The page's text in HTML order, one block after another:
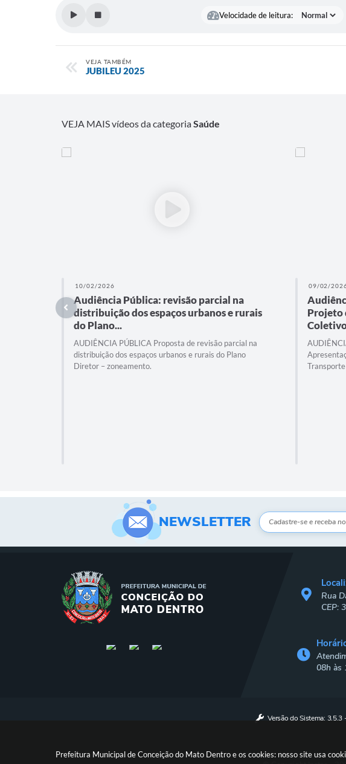
Prefeitura Municipal de Conceição do Mato Dentro e os cookies: nosso site usa
Velocidade de leitura:
VEJA TAMBÉM
JUBILEU 2025
VEJA MAIS vídeos da categoriaSaúde
10/02/2026
Audiência Pública: revisão parcial na
distribuição dos espaços urbanos e rurais
do Plano...
AUDIÊNCIA PÚBLICA Proposta de revisão parcial na
distribuição dos espaços urbanos e rurais do Plano
Diretor – zoneamento.
09/02/
Projeto
NEWSLETTER
Rua
CEP:
08h às
Versão do Sistema: 3.5.3